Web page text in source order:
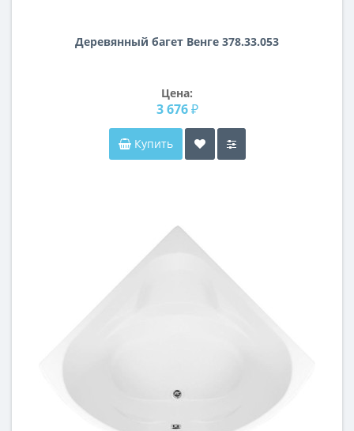
Деревянный багет Венге 378.33.053
Цена:
3 676 ₽
Купить